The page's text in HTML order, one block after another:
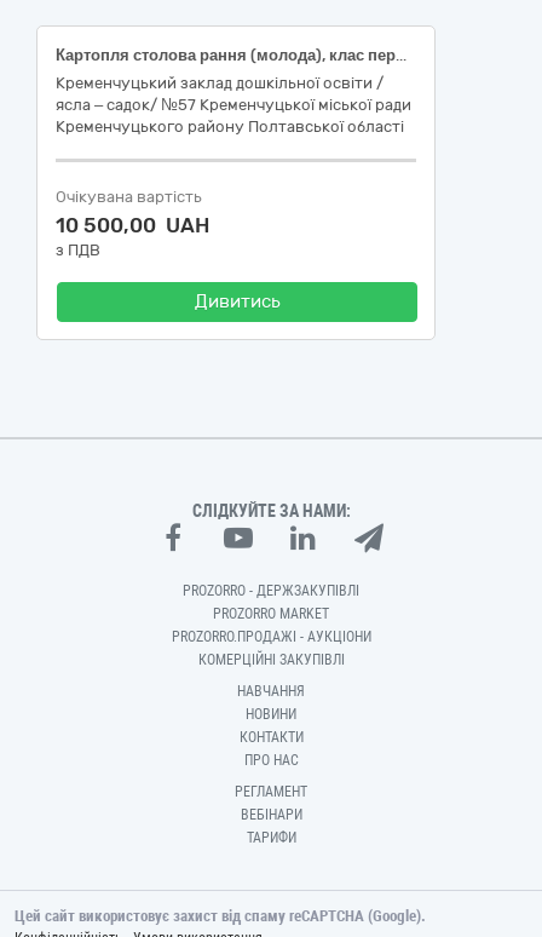
Картопля столова рання (молода), клас перший, ДСТУ 9221
Кременчуцький заклад дошкільної освіти /
ясла – садок/ №57 Кременчуцької міської ради
Кременчуцького району Полтавської області
Очікувана вартість
10 500,00 UAH
з ПДВ
Дивитись
СЛІДКУЙТЕ ЗА НАМИ:
PROZORRO - ДЕРЖЗАКУПІВЛІ
PROZORRO MARKET
PROZORRO.ПРОДАЖІ - АУКЦІОНИ
КОМЕРЦІЙНІ ЗАКУПІВЛІ
НАВЧАННЯ
НОВИНИ
КОНТАКТИ
ПРО НАС
РЕГЛАМЕНТ
ВЕБІНАРИ
ТАРИФИ
Цей сайт використовує захист від спаму reCAPTCHA (Google).